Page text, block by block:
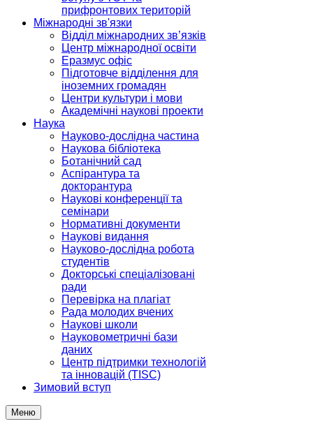
прифронтових територій
Міжнародні зв'язки
Відділ міжнародних зв’язків
Центр міжнародної освіти
Еразмус офіс
Підготовче відділення для
іноземних громадян
Центри культури і мови
Академічні наукові проекти
Наука
Науково-дослідна частина
Наукова бібліотека
Ботанічний сад
Аспірантура та
докторантура
Наукові конференції та
семінари
Нормативні документи
Наукові видання
Науково-дослідна робота
студентів
Докторські спеціалізовані
ради
Перевірка на плагіат
Рада молодих вчених
Наукові школи
Науковометричні бази
даних
Центр підтримки технологій
та інновацій (TISC)
Зимовий вступ
Меню